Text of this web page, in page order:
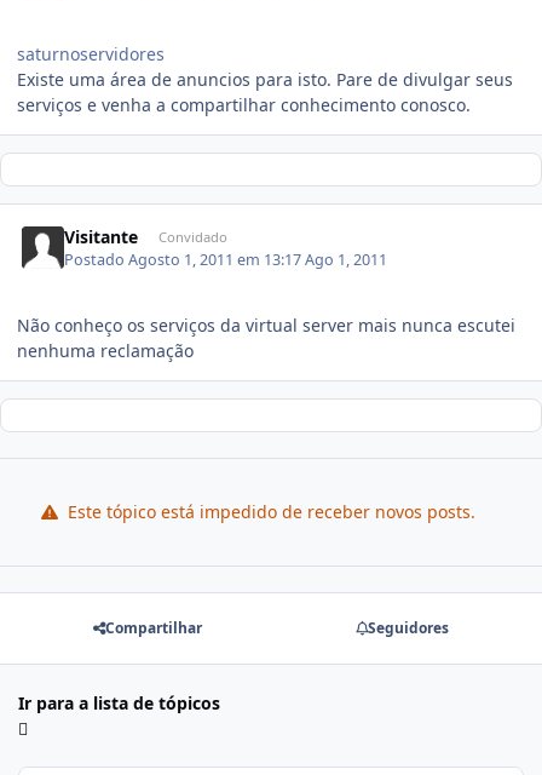
saturnoservidores
Existe uma área de anuncios para isto. Pare de divulgar seus
serviços e venha a compartilhar conhecimento conosco.
Visitante Convidado
PostadoAgosto 1, 2011 em 13:17Ago 1, 2011
Não conheço os serviços da virtual server mais nunca escutei
nenhuma reclamação
Este tópico está impedido de receber novos posts.
Compartilhar Seguidores
Ir para a lista de tópicos